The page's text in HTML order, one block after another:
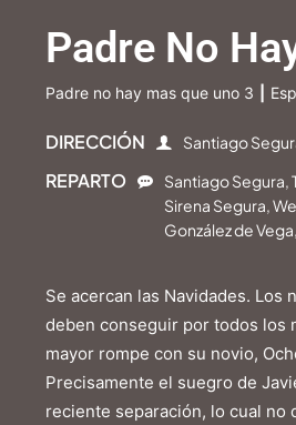
Padre No
Padre no hay mas que uno 3
DIRECCIÓN Santiago
REPARTO
Santiago Segura,
Sirena Segura,
González de
Se acercan las Navidades.
deben conseguir por todos los
mayor rompe con su novio,
Precisamente el suegro de
reciente separación, lo cual no